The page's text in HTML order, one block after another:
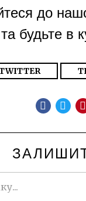
до
та будьте в